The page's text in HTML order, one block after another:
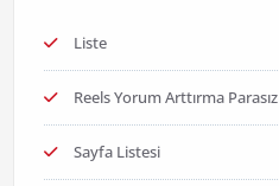
Liste
Reels Yorum Arttırma Parasız
Sayfa Listesi